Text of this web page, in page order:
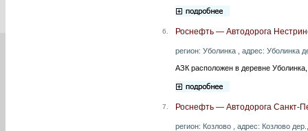
6. Роснефть — Автодорога
регион: Уболинка , адрес: Уболинка
АЗК расположен в деревне
7. Роснефть — Автодорога Санкт-
регион: Козлово , адрес: Козлово